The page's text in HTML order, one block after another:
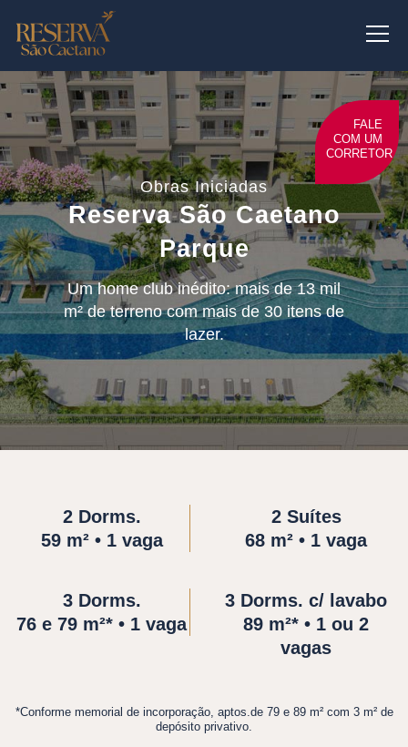
Obras Iniciadas
Reserva São Caetano
Parque
Um home club inédito: mais de 13 mil
m² de terreno com mais de 30 itens de
lazer.
2 Dorms.
59 m² • 1 vaga
2 Suítes
68 m² • 1 vaga
3 Dorms.
76 e 79 m²* • 1 vaga
3 Dorms. c/ lavabo
89 m²* • 1 ou 2
vagas
*Conforme memorial de incorporação, aptos.de 79 e 89 m² com 3 m² de
depósito privativo.
FALE
COM UM
CORRETOR